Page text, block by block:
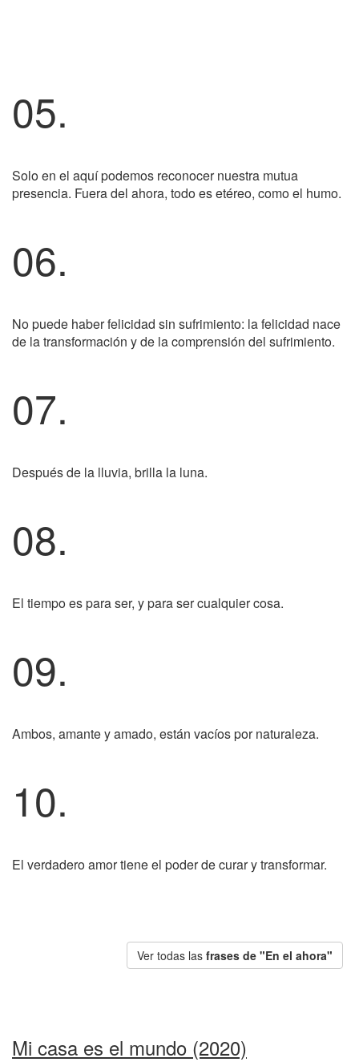
05.
Solo en el aquí podemos reconocer nuestra mutua
presencia. Fuera del ahora, todo es etéreo, como el humo.
06.
No puede haber felicidad sin sufrimiento: la felicidad nace
de la transformación y de la comprensión del sufrimiento.
07.
Después de la lluvia, brilla la luna.
08.
El tiempo es para ser, y para ser cualquier cosa.
09.
Ambos, amante y amado, están vacíos por naturaleza.
10.
El verdadero amor tiene el poder de curar y transformar.
Ver todas las frases de "En el ahora"
Mi casa es el mundo (2020)